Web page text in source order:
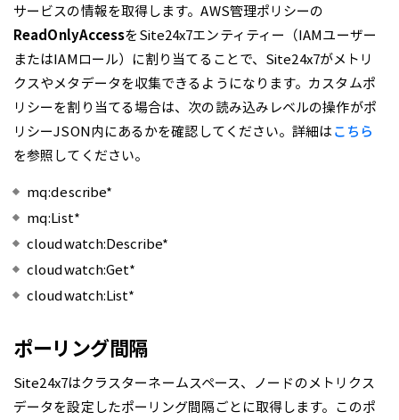
サービスの情報を取得します。AWS管理ポリシーの
ReadOnlyAccessをSite24x7エンティティー（IAMユーザー
またはIAMロール）に割り当てることで、Site24x7がメトリ
クスやメタデータを収集できるようになります。カスタムポ
リシーを割り当てる場合は、次の読み込みレベルの操作がポ
リシーJSON内にあるかを確認してください。詳細はこちら
を参照してください。
mq:describe*
mq:List*
cloudwatch:Describe*
cloudwatch:Get*
cloudwatch:List*
ポーリング間隔
Site24x7はクラスターネームスペース、ノードのメトリクス
データを設定したポーリング間隔ごとに取得します。このポ